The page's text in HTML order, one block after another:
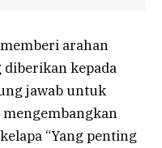
arahan
kepada
jawab untuk
mengembangkan
“Yang penting